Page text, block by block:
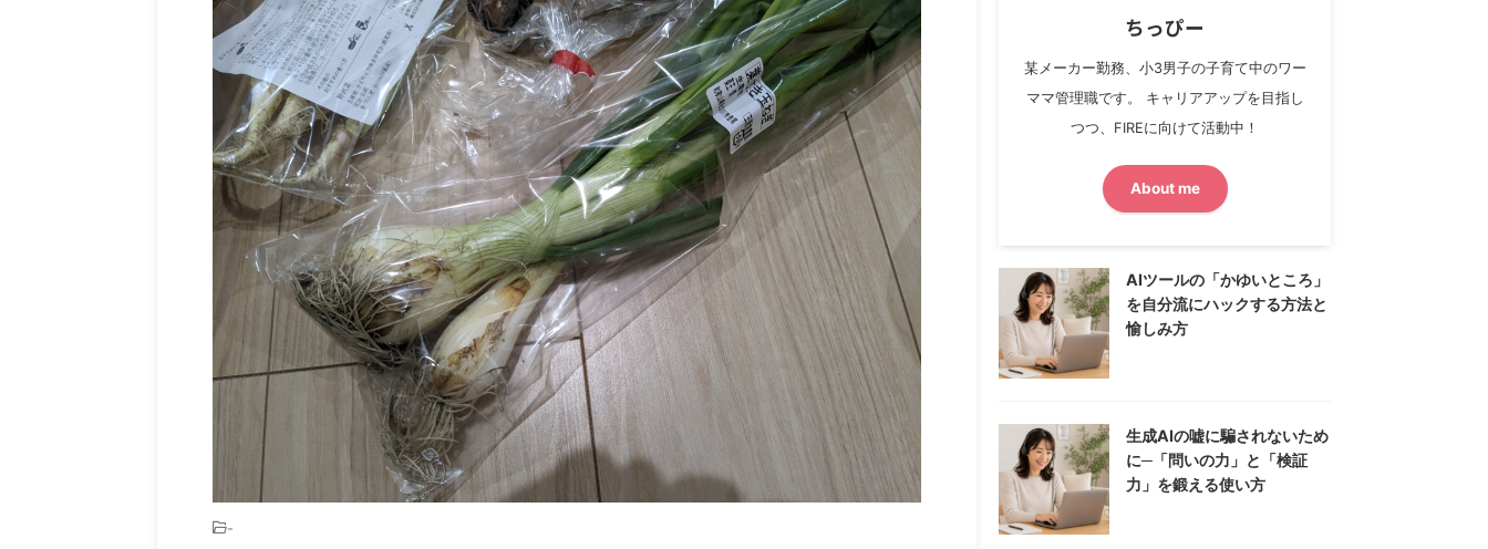
-
ちっぴー
某メーカー勤務、小3男子の子育て中のワー
ママ管理職です。 キャリアアップを目指し
つつ、FIREに向けて活動中！
About me
AIツールの「かゆいところ」
を自分流にハックする方法と
愉しみ方
生成AIの嘘に騙されないため
に─「問いの力」と「検証
力」を鍛える使い方